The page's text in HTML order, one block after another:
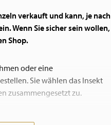
verkauft und kann, je nach
Wenn Sie sicher sein wollen,
Shop.
oder eine
Sie wählen das Insekt
zusammengesetzt zu.
sie Kontakt mit uns auf.